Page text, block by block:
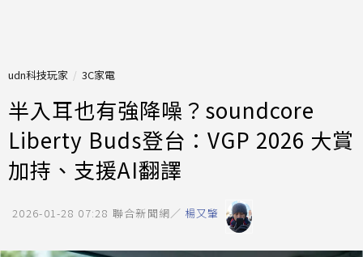
udn科技玩家 3C家電
半入耳也有強降噪？soundcore
Liberty Buds登台：VGP 2026 大賞
加持、支援AI翻譯
2026-01-28 07:28 聯合新聞網／ 楊又肇